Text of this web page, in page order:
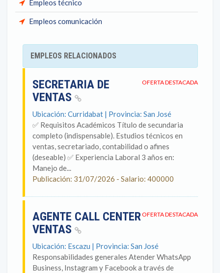
Empleos técnico
Empleos comunicación
EMPLEOS RELACIONADOS
OFERTA DESTACADA
SECRETARIA DE
VENTAS
Ubicación: Curridabat | Provincia: San José
✅ Requisitos Académicos Título de secundaria
completo (indispensable). Estudios técnicos en
ventas, secretariado, contabilidad o afines
(deseable) ✅ Experiencia Laboral 3 años en:
Manejo de...
Publicación: 31/07/2026 - Salario: 400000
OFERTA DESTACADA
AGENTE CALL CENTER
VENTAS
Ubicación: Escazu | Provincia: San José
Responsabilidades generales Atender WhatsApp
Business, Instagram y Facebook a través de